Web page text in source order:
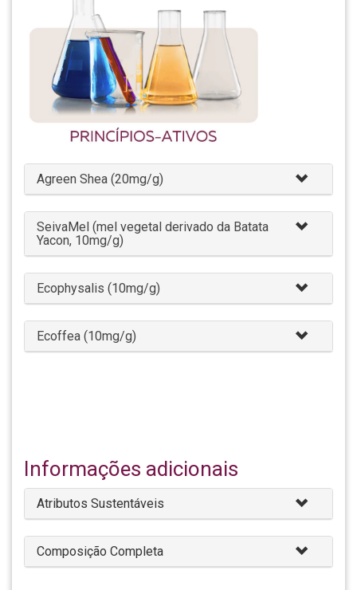
Agreen Shea (20mg/g)
SeivaMel (mel vegetal derivado da Batata
Yacon, 10mg/g)
Ecophysalis (10mg/g)
Ecoffea (10mg/g)
Informações adicionais
Atributos Sustentáveis
Composição Completa